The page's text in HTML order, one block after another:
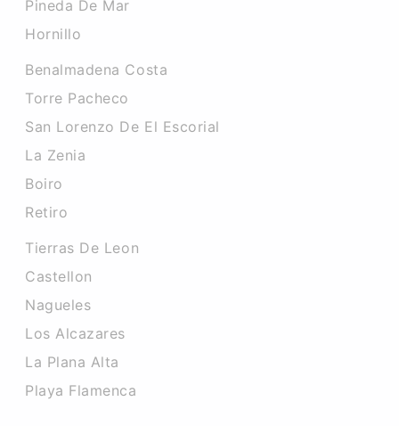
Pineda De Mar
Hornillo
Benalmadena Costa
Torre Pacheco
San Lorenzo De El Escorial
La Zenia
Boiro
Retiro
Tierras De Leon
Castellon
Nagueles
Los Alcazares
La Plana Alta
Playa Flamenca